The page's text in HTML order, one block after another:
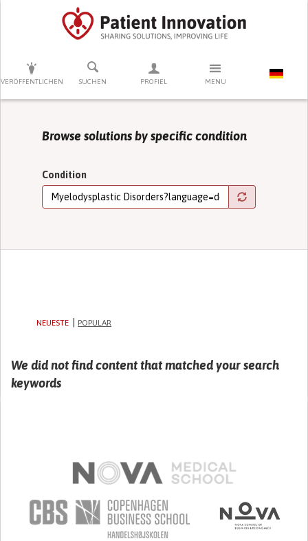
VERÖFFENTLICHEN SUCHEN PROFIEL MENU
DRÜCKEN SIE AUF ENTER UM DIE SUCHE ZU STARTEN
Browse solutions by specific condition
Condition
NEUESTE POPULAR
We did not find content that matched your search
keywords